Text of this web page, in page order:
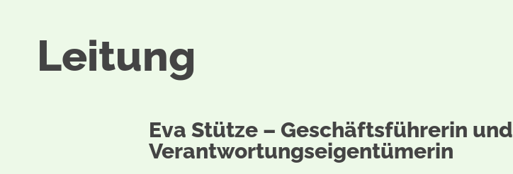
Leitung
Eva Stütze – Geschäftsführerin und
Verantwortungseigentümerin